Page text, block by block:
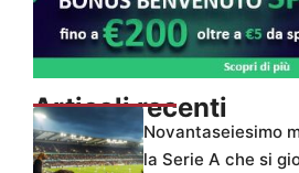
Articoli recenti
Novantaseiesimo
la Serie A che si